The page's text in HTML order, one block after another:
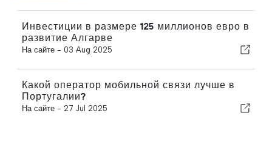
Инвестиции в размере 125 миллионов евро в
развитие Алгарве
На сайте - 03 Aug 2025
Какой оператор мобильной связи лучше в
Португалии?
На сайте - 27 Jul 2025